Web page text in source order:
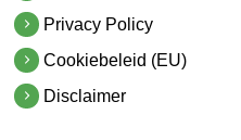
Privacy Policy
Cookiebeleid (EU)
Disclaimer